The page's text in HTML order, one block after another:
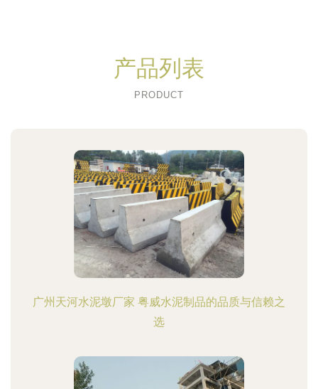
产品列表
PRODUCT
广州天河水泥墩厂家 粤威水泥制品的品质与信赖之
选